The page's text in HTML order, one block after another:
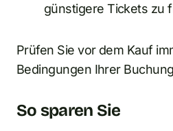
günstigere Tickets zu
Prüfen Sie vor dem Kauf
Bedingungen Ihrer
So sparen Sie